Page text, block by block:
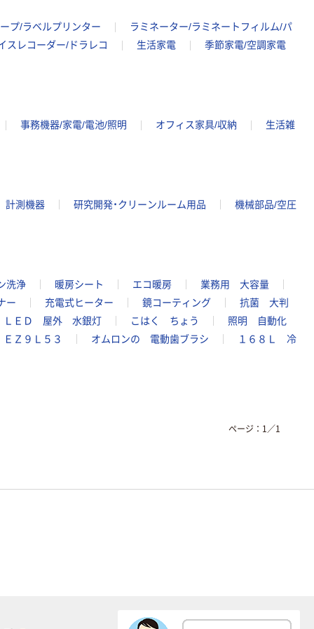
プ/ラベルプリンター
ラミネーター/ラミネートフィルム/パ
スレコーダー/ドラレコ 生活家電
季節家電/空調家電
事務機器/家電/電池/照明 オフィス家具/収納
生活雑
計測機器 研究開発・クリーンルーム用品
機械部品/空圧
洗浄 暖房シート エコ暖房
業務用 大容量
ー 充電式ヒーター 鏡コーティング
抗菌 大判
ＬＥＤ 屋外 水銀灯 こはく ちょう
照明 自動化
ＥＺ９Ｌ５３ オムロンの 電動歯ブラシ
１６８Ｌ 冷
ページ： 1 ／1